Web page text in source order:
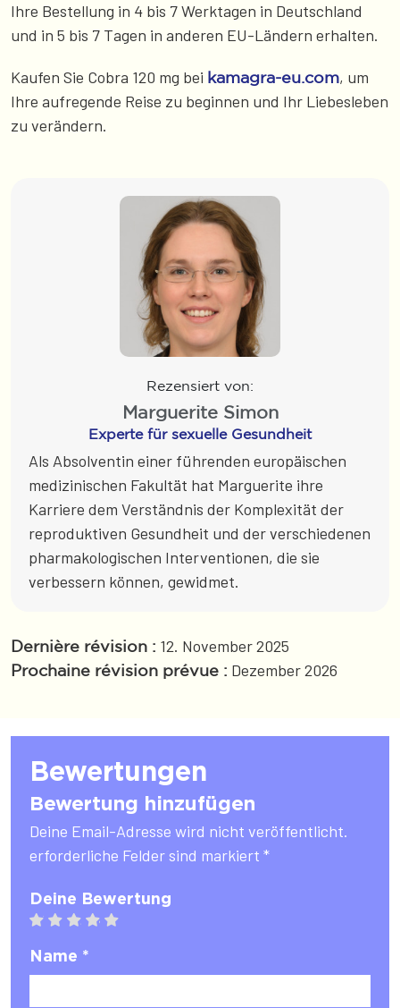
Ihre Bestellung in 4 bis 7 Werktagen in Deutschland
und in 5 bis 7 Tagen in anderen EU-Ländern erhalten.
Kaufen Sie Cobra 120 mg bei kamagra-eu.com, um
Ihre aufregende Reise zu beginnen und Ihr Liebesleben
zu verändern.
Rezensiert von:
Marguerite Simon
Experte für sexuelle Gesundheit
Als Absolventin einer führenden europäischen
medizinischen Fakultät hat Marguerite ihre
Karriere dem Verständnis der Komplexität der
reproduktiven Gesundheit und der verschiedenen
pharmakologischen Interventionen, die sie
verbessern können, gewidmet.
Dernière révision : 12. November 2025
Prochaine révision prévue : Dezember 2026
Bewertungen
Bewertung hinzufügen
Deine Email-Adresse wird nicht veröffentlicht.
erforderliche Felder sind markiert *
Deine Bewertung
5 stars
4 stars
3 stars
2 stars
1 star
Name *